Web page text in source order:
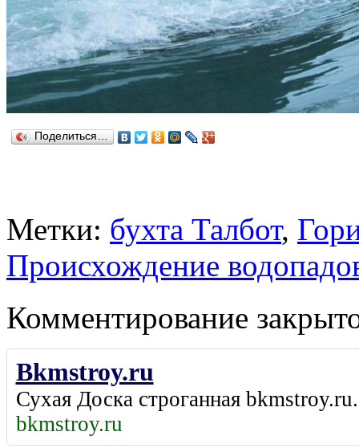
Поделиться…
Метки: бухта Талбот,
Происхождение
Комментирование
Bkmstroy.ru
Сухая Доска строганная bkmstroy.ru.
bkmstroy.ru